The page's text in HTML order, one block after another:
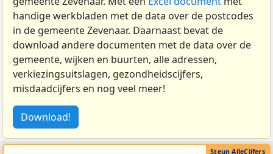
handige werkbladen met de data over de postcodes
in de gemeente Zevenaar. Daarnaast bevat de
download andere documenten met de data over de
gemeente, wijken en buurten, alle adressen,
verkiezingsuitslagen, gezondheidscijfers,
misdaadcijfers en nog veel meer!
Download!